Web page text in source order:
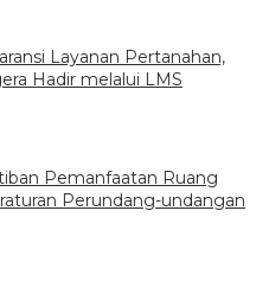
Layanan Pertanahan,
Hadir melalui LMS
Pemanfaatan Ruang
Perundang-undangan